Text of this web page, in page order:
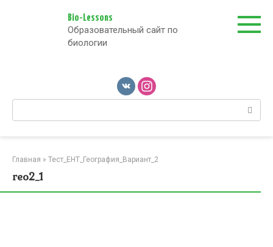
Bio-Lessons
Образовательный сайт по
биологии
Поиск:
Главная » Тест_ЕНТ_География_Вариант_2
гео2_1